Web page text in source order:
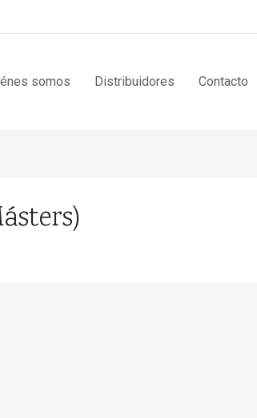
somos Distribuidores Contacto